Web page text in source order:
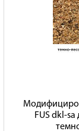
FUS dkl-